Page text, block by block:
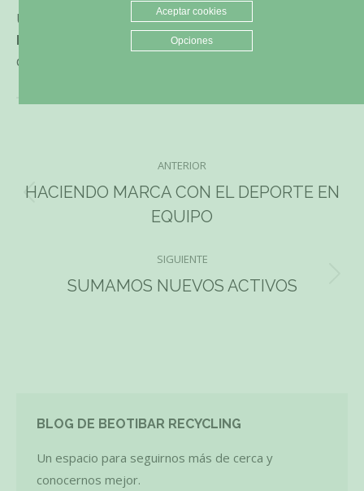
Una vez más, muchas gracias porque la
Natural»
para la gestión de vuestros residuos sea la
de elegir a
Navegación
ANTERIOR
Publicación
anterior:
HACIENDO MARCA CON EL DEPORTE EN
EQUIPO
SIGUIENTE
Publicación
SUMAMOS NUEVOS ACTIVOS
BLOG DE BEOTIBAR RECYCLING
Un espacio para seguirnos más de cerca y
conocernos mejor.
Aceptar cookies
Opciones